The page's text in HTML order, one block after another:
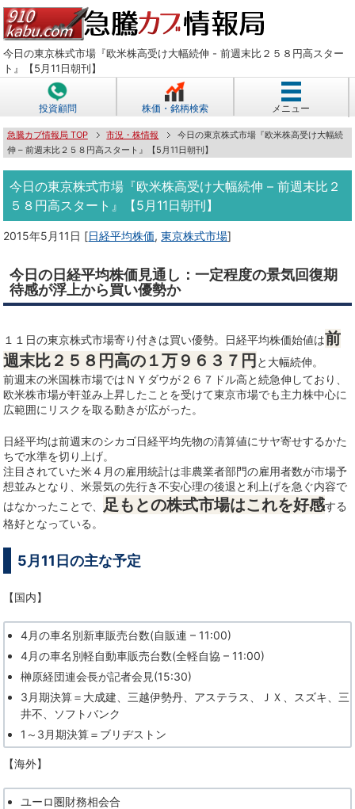
今日の東京株式市場『欧米株高受け大幅続伸 - 前週末比２５８円高スター
ト』【5月11日朝刊】
投資顧問 株価・銘柄検索 メニュー
急騰カブ情報局 TOP 市況・株情報
今日の東京株式市場『欧米株高受け大幅続
伸 – 前週末比２５８円高スタート』【5月11日朝刊】
今日の東京株式市場『欧米株高受け大幅続伸 – 前週末比２
５８円高スタート』【5月11日朝刊】
2015年5月11日 [日経平均株価,東京株式市場]
今日の日経平均株価見通し：一定程度の景気回復期
待感が浮上から買い優勢か
１１日の東京株式市場寄り付きは買い優勢。日経平均株価始値は前
週末比２５８円高の１万９６３７円 と大幅続伸。
前週末の米国株市場ではＮＹダウが２６７ドル高と続急伸しており、
欧米株市場が軒並み上昇したことを受けて東京市場でも主力株中心に
広範囲にリスクを取る動きが広がった。
日経平均は前週末のシカゴ日経平均先物の清算値にサヤ寄せするかた
ちで水準を切り上げ。
注目されていた米４月の雇用統計は非農業者部門の雇用者数が市場予
想並みとなり、米景気の先行き不安心理の後退と利上げを急ぐ内容で
はなかったことで、 足もとの株式市場はこれを好感する
格好となっている。
5月11日の主な予定
【国内】
4月の車名別新車販売台数(自販連 – 11:00)
4月の車名別軽自動車販売台数(全軽自協 – 11:00)
榊原経団連会長が記者会見(15:30)
3月期決算＝大成建、三越伊勢丹、アステラス、ＪＸ、スズキ、三
井不、ソフトバンク
1～3月期決算＝ブリヂストン
【海外】
ユーロ圏財務相会合